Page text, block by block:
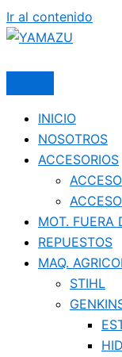
Ir al contenido
INICIO
NOSOTROS
ACCESORIOS
MOT. FUERA
REPUESTOS
MAQ.
STIHL